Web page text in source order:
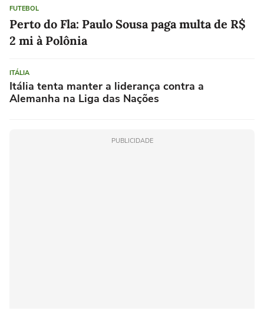
FUTEBOL
Perto do Fla: Paulo Sousa paga multa de R$
2 mi à Polônia
ITÁLIA
Itália tenta manter a liderança contra a
Alemanha na Liga das Nações
PUBLICIDADE